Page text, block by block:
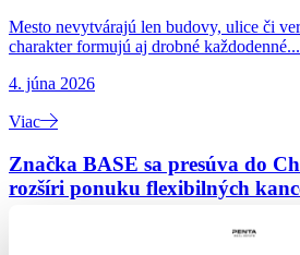
Mesto nevytvárajú len budovy, ulice či
charakter formujú aj drobné každodenné...
4. júna 2026
Viac
Značka BASE sa presúva do
rozšíri ponuku flexibilných
Spoločnosť Penta Real Estate presúva